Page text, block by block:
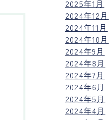
2025年1月
2024年12月
2024年11月
2024年10月
2024年9月
2024年8月
2024年7月
2024年6月
2024年5月
2024年4月